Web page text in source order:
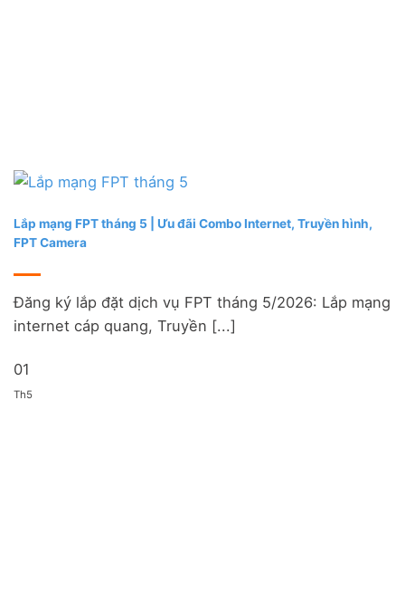
Lắp mạng FPT tháng 5 | Ưu đãi Combo Internet, Truyền hình,
FPT Camera
Đăng ký lắp đặt dịch vụ FPT tháng 5/2026: Lắp mạng
internet cáp quang, Truyền [...]
01
Th5